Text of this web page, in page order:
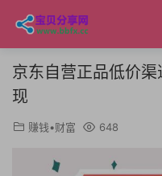
京东自营正品低价
现
赚钱•财富 648